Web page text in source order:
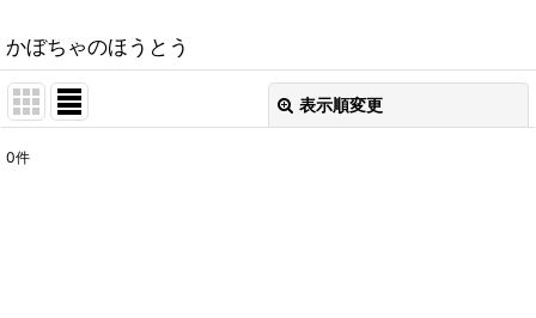
かぼちゃのほうとう
表示順変更
0件